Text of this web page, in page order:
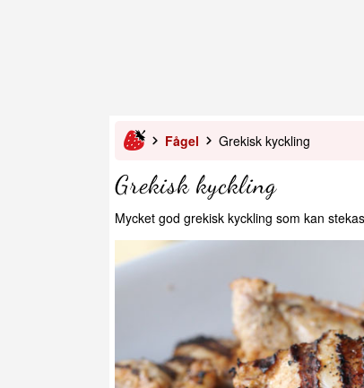
Fågel Grekisk kyckling
Grekisk kyckling
Mycket god grekisk kyckling som kan